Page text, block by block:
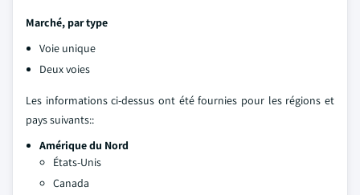
Marché, par type
Voie unique
Deux voies
Les informations ci-dessus ont été fournies pour les régions et
pays suivants::
Amérique du Nord
États-Unis
Canada